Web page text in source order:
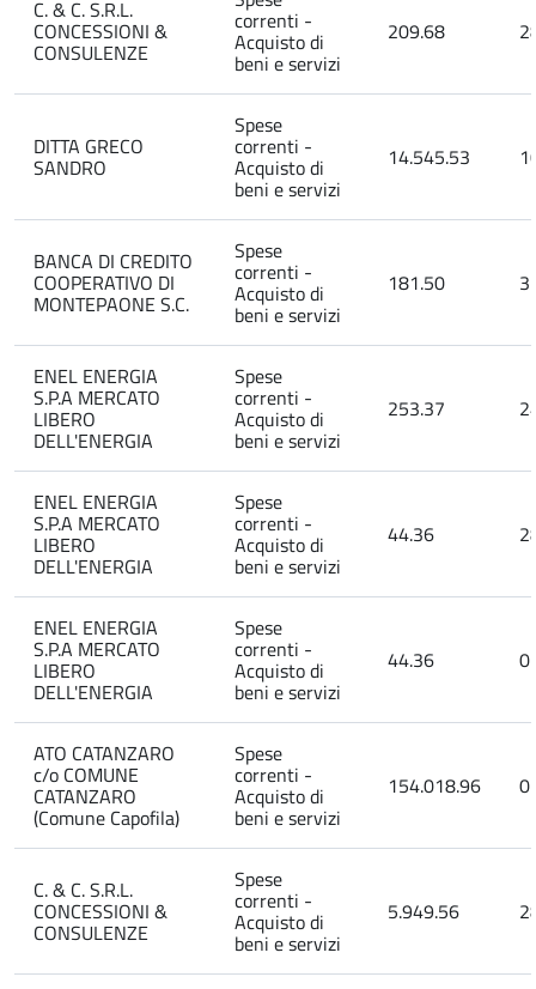
C. & C. S.R.L.
CONCESSIONI &
CONSULENZE
correnti -
Acquisto di
beni e servizi
209.68
DITTA GRECO
SANDRO
Spese
correnti -
Acquisto di
beni e servizi
14.545.53
BANCA DI CREDITO
COOPERATIVO DI
MONTEPAONE S.C.
Spese
correnti -
Acquisto di
beni e servizi
181.50
ENEL ENERGIA
S.P.A MERCATO
LIBERO
DELL'ENERGIA
Spese
correnti -
Acquisto di
beni e servizi
253.37
ENEL ENERGIA
S.P.A MERCATO
LIBERO
DELL'ENERGIA
Spese
correnti -
Acquisto di
beni e servizi
44.36
ENEL ENERGIA
S.P.A MERCATO
LIBERO
DELL'ENERGIA
Spese
correnti -
Acquisto di
beni e servizi
44.36
ATO CATANZARO
c/o COMUNE
CATANZARO
(Comune Capofila)
Spese
correnti -
Acquisto di
beni e servizi
154.018.96
C. & C. S.R.L.
CONCESSIONI &
CONSULENZE
Spese
correnti -
Acquisto di
beni e servizi
5.949.56